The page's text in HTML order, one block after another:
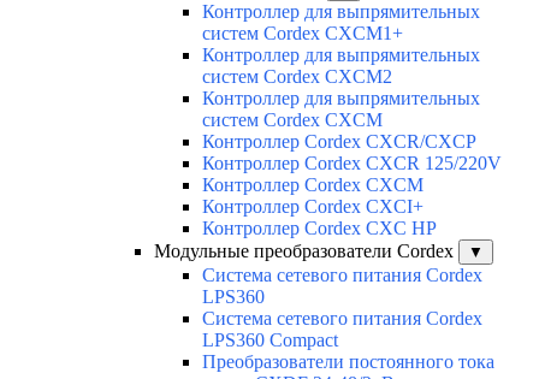
Контроллер для выпрямительных
систем Cordex CXCM1+
Контроллер для выпрямительных
систем Cordex CXCM2
Контроллер для выпрямительных
систем Cordex CXCM
Контроллер Cordex CXCR/CXCP
Контроллер Cordex CXCR 125/220V
Контроллер Cordex CXCM
Контроллер Cordex CXCI+
Контроллер Cordex CXC HP
Модульные преобразователи Cordex
▼
Система сетевого питания Cordex
LPS360
Система сетевого питания Cordex
LPS360 Compact
Преобразователи постоянного тока